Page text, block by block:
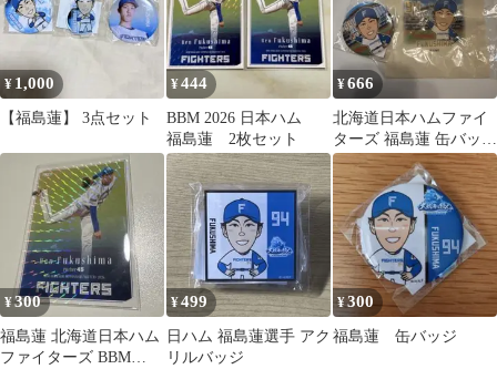
¥ 1,000
【福島蓮】 3点セット
¥444
BBM 2026 日本ハム
福島蓮 2枚セット
¥666
北海道日本ハムファイ
ターズ 福島蓮 缶バッジ
巾着セット
¥300
福島蓮 北海道日本ハム
ファイターズ BBM
¥499
日ハム 福島蓮選手 アク
リルバッジ
¥300
福島蓮 缶バッジ